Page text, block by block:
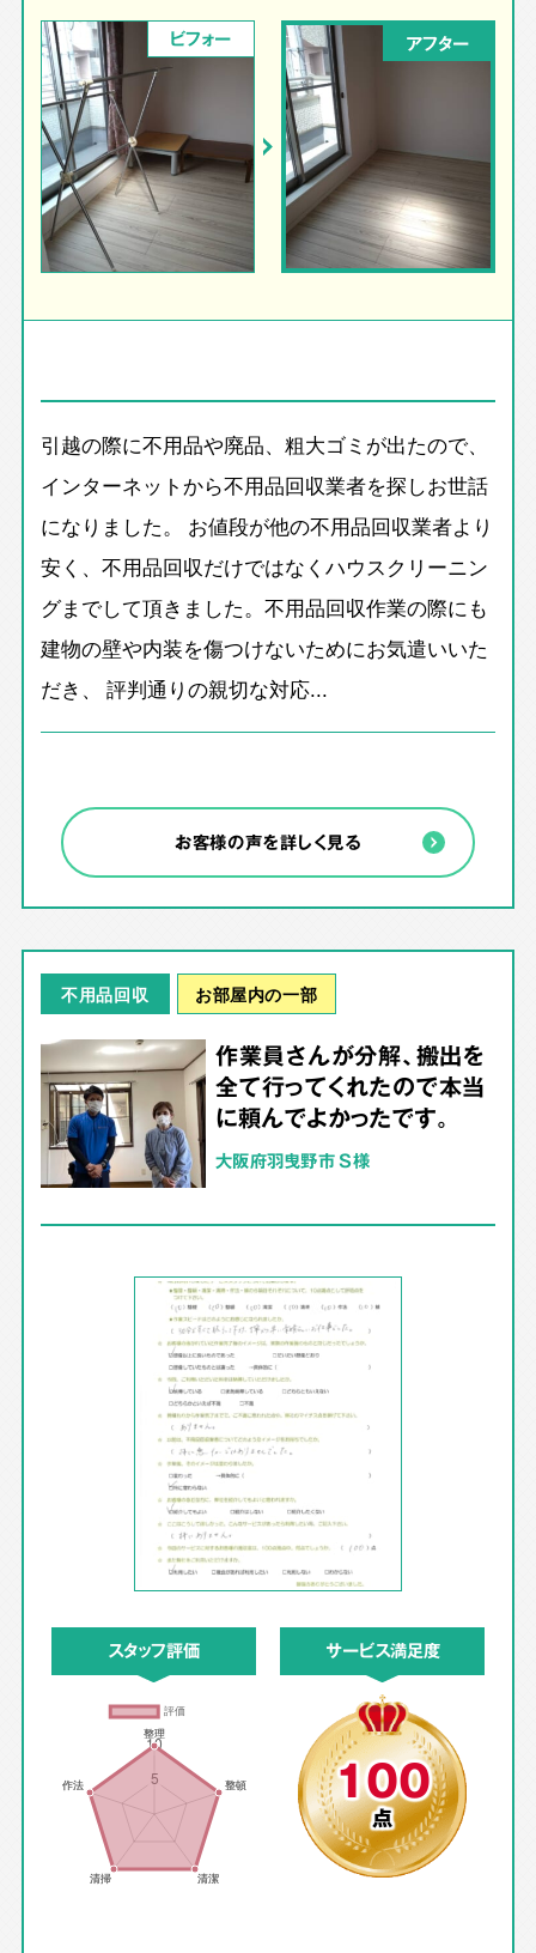
ビフォー アフター
引越の際に不用品や廃品、粗大ゴミが出たので、
インターネットから不用品回収業者を探しお世話
になりました。 お値段が他の不用品回収業者より
安く、不用品回収だけではなくハウスクリーニン
グまでして頂きました。不用品回収作業の際にも
建物の壁や内装を傷つけないためにお気遣いいた
だき、 評判通りの親切な対応...
お客様の声を詳しく見る
不用品回収 お部屋内の一部
作業員さんが分解、搬出を
全て行ってくれたので本当
に頼んでよかったです。
大阪府羽曳野市 S様
スタッフ評価 サービス満足度
100
点